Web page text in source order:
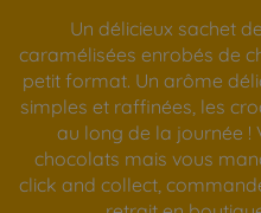
Un délicieux sachet
caramélisées enrobés de
petit format. Un arôme
simples et raffinées, les
au long de la journée !
chocolats mais vous
click and collect,